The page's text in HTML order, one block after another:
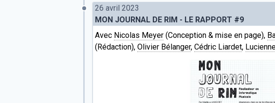
26 avril 2023
MON JOURNAL DE RIM - LE RAPPORT #9
Avec Nicolas Meyer (Conception & mise en page),
(Rédaction), Olivier Bélanger, Cédric Liardet,